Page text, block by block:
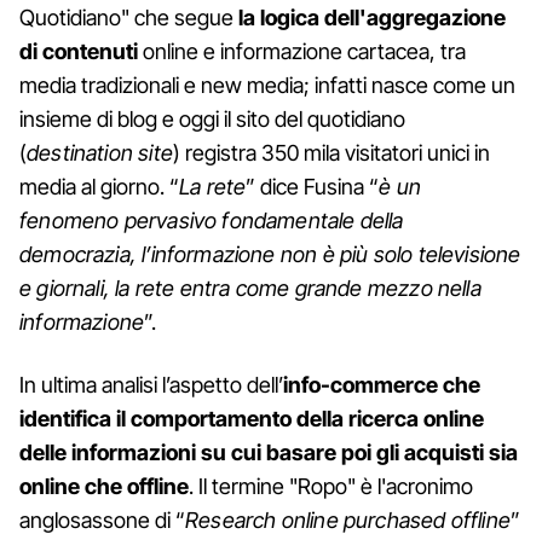
Quotidiano" che seguela logica dell'aggregazione
di contenutionline e informazione cartacea, tra
media tradizionali e new media; infatti nasce come un
insieme di blog e oggi il sito del quotidiano
(destination site) registra 350 mila visitatori unici in
media al giorno. “La rete” dice Fusina “è un
fenomeno pervasivo fondamentale della
democrazia, l’informazione non è più solo televisione
e giornali, la rete entra come grande mezzo nella
informazione”.
In ultima analisi l’aspetto dell’info-commerce che
identifica il comportamento della ricerca online
delle informazioni su cui basare poi gli acquisti sia
online che offline. Il termine "Ropo" è l'acronimo
anglosassone di “Research online purchased offline”